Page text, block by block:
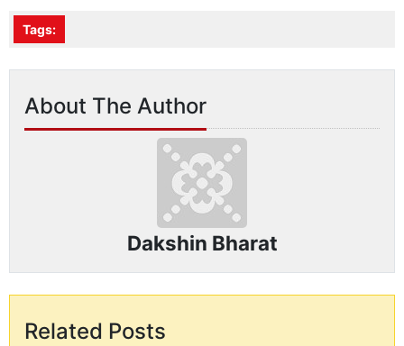
Tags:
About The Author
Dakshin Bharat
Related Posts